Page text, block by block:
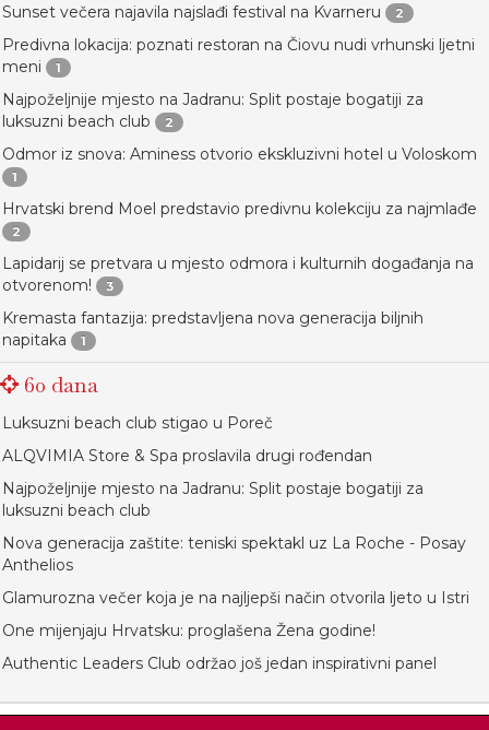
Sunset večera najavila najslađi festival na Kvarneru 2
Predivna lokacija: poznati restoran na Čiovu nudi vrhunski ljetni
meni
1
Najpoželjnije mjesto na Jadranu: Split postaje bogatiji za
luksuzni beach club
2
Odmor iz snova: Aminess otvorio ekskluzivni hotel u Voloskom
1
Hrvatski brend Moel predstavio predivnu kolekciju za najmlađe
2
Lapidarij se pretvara u mjesto odmora i kulturnih događanja na
otvorenom!
3
Kremasta fantazija: predstavljena nova generacija biljnih
napitaka
1
60 dana
Luksuzni beach club stigao u Poreč
ALQVIMIA Store & Spa proslavila drugi rođendan
Najpoželjnije mjesto na Jadranu: Split postaje bogatiji za
luksuzni beach club
Nova generacija zaštite: teniski spektakl uz La Roche - Posay
Anthelios
Glamurozna večer koja je na najljepši način otvorila ljeto u Istri
One mijenjaju Hrvatsku: proglašena Žena godine!
Authentic Leaders Club održao još jedan inspirativni panel